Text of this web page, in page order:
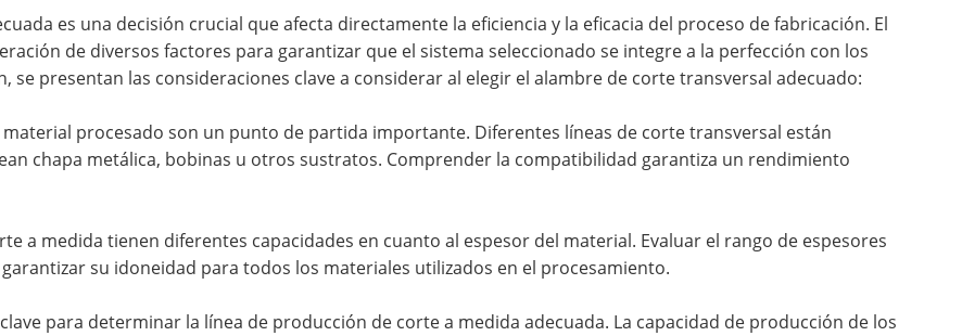
es una decisión crucial que afecta directamente la eficiencia y la eficacia del proceso de fabricación. El
de diversos factores para garantizar que el sistema seleccionado se integre a la perfección con los
se presentan las consideraciones clave a considerar al elegir el alambre de corte transversal adecuado:
material procesado son un punto de partida importante. Diferentes líneas de corte transversal están
chapa metálica, bobinas u otros sustratos. Comprender la compatibilidad garantiza un rendimiento
a medida tienen diferentes capacidades en cuanto al espesor del material. Evaluar el rango de espesores
su idoneidad para todos los materiales utilizados en el procesamiento.
para determinar la línea de producción de corte a medida adecuada. La capacidad de producción de los